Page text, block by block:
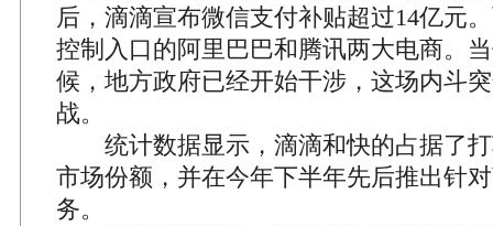
后，滴滴宣布微信支付补贴超过14亿元
控制入口的阿里巴巴和腾讯两大电商。
候，地方政府已经开始干涉，这场内斗
战。
统计数据显示，滴滴和快的占据了打
市场份额，并在今年下半年先后推出针
务。